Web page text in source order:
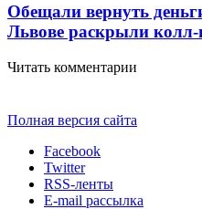
Обещали вернуть
Львове раскрыли колл-
Читать комментарии
Полная версия сайта
Facebook
Twitter
RSS-ленты
E-mail рассылка